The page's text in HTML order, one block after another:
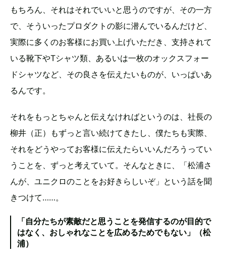
もちろん、それはそれでいいと思うのですが、その一方
で、そういったプロダクトの影に潜んでいるんだけど、
実際に多くのお客様にお買い上げいただき、支持されて
いる靴下やTシャツ類、あるいは一枚のオックスフォー
ドシャツなど、その良さを伝えたいものが、いっぱいあ
るんです。
それをもっとちゃんと伝えなければというのは、社長の
柳井（正）もずっと言い続けてきたし、僕たちも実際、
それをどうやってお客様に伝えたらいいんだろうってい
うことを、ずっと考えていて。そんなときに、「松浦さ
んが、ユニクロのことをお好きらしいぞ」という話を聞
きつけて……。
「自分たちが素敵だと思うことを発信するのが目的で
はなく、おしゃれなことを広めるためでもない」（松
浦）